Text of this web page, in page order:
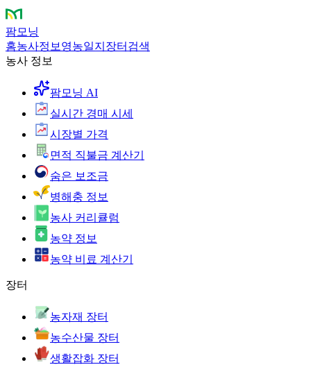
팜모닝
홈농사정보 영농일지 장터 검색
농사 정보
팜모닝 AI
실시간 경매 시세
시장별 가격
면적 직불금 계산기
숨은 보조금
병해충 정보
농사 커리큘럼
농약 정보
농약 비료 계산기
장터
농자재 장터
농수산물 장터
생활잡화 장터